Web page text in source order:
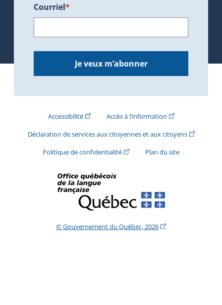
Courriel*
Je veux m’abonner
Accessibilité(Cet hyperlien externe s'ouvrira dans une
Accès à l’information(Cet hyperlien
Déclaration de services aux citoyennes et aux citoyens(Cet
Politique de confidentialité(Cet hyperlien externe s'ouvrira
Plan du site
© Gouvernement du Québec, 2026(Cet hyperlien